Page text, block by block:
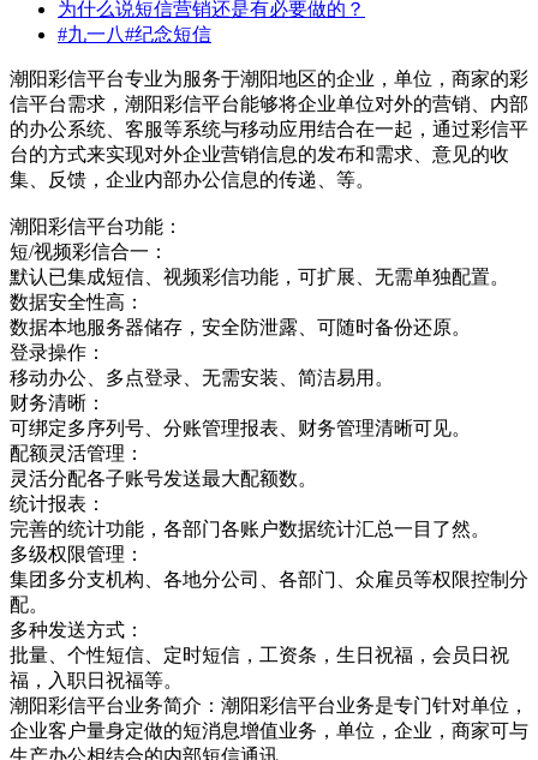
为什么说短信营销还是有必要做的？
#九一八#纪念短信
潮阳彩信平台专业为服务于潮阳地区的企业，单位，商家的彩
信平台需求，潮阳彩信平台能够将企业单位对外的营销、内部
的办公系统、客服等系统与移动应用结合在一起，通过彩信平
台的方式来实现对外企业营销信息的发布和需求、意见的收
集、反馈，企业内部办公信息的传递、等。
潮阳彩信平台功能：
短/视频彩信合一：
默认已集成短信、视频彩信功能，可扩展、无需单独配置。
数据安全性高：
数据本地服务器储存，安全防泄露、可随时备份还原。
登录操作：
移动办公、多点登录、无需安装、简洁易用。
财务清晰：
可绑定多序列号、分账管理报表、财务管理清晰可见。
配额灵活管理：
灵活分配各子账号发送最大配额数。
统计报表：
完善的统计功能，各部门各账户数据统计汇总一目了然。
多级权限管理：
集团多分支机构、各地分公司、各部门、众雇员等权限控制分
配。
多种发送方式：
批量、个性短信、定时短信，工资条，生日祝福，会员日祝
福，入职日祝福等。
潮阳彩信平台业务简介：潮阳彩信平台业务是专门针对单位，
企业客户量身定做的短消息增值业务，单位，企业，商家可与
生产办公相结合的内部短信通讯，